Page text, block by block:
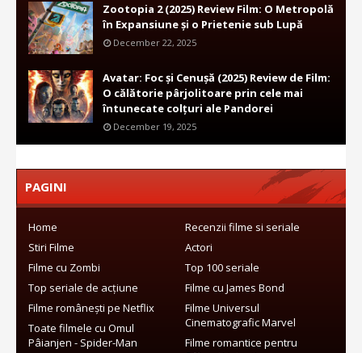
Zootopia 2 (2025) Review Film: O Metropolă
în Expansiune și o Prietenie sub Lupă
December 22, 2025
Avatar: Foc și Cenușă (2025) Review de Film:
O călătorie pârjolitoare prin cele mai
întunecate colțuri ale Pandorei
December 19, 2025
PAGINI
Home
Recenzii filme si seriale
Stiri Filme
Actori
Filme cu Zombi
Top 100 seriale
Top seriale de acțiune
Filme cu James Bond
Filme românești pe Netflix
Filme Universul
Cinematografic Marvel
Toate filmele cu Omul
Pâianjen - Spider-Man
Filme romantice pentru